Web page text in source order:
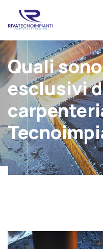
Quali
esclusivi